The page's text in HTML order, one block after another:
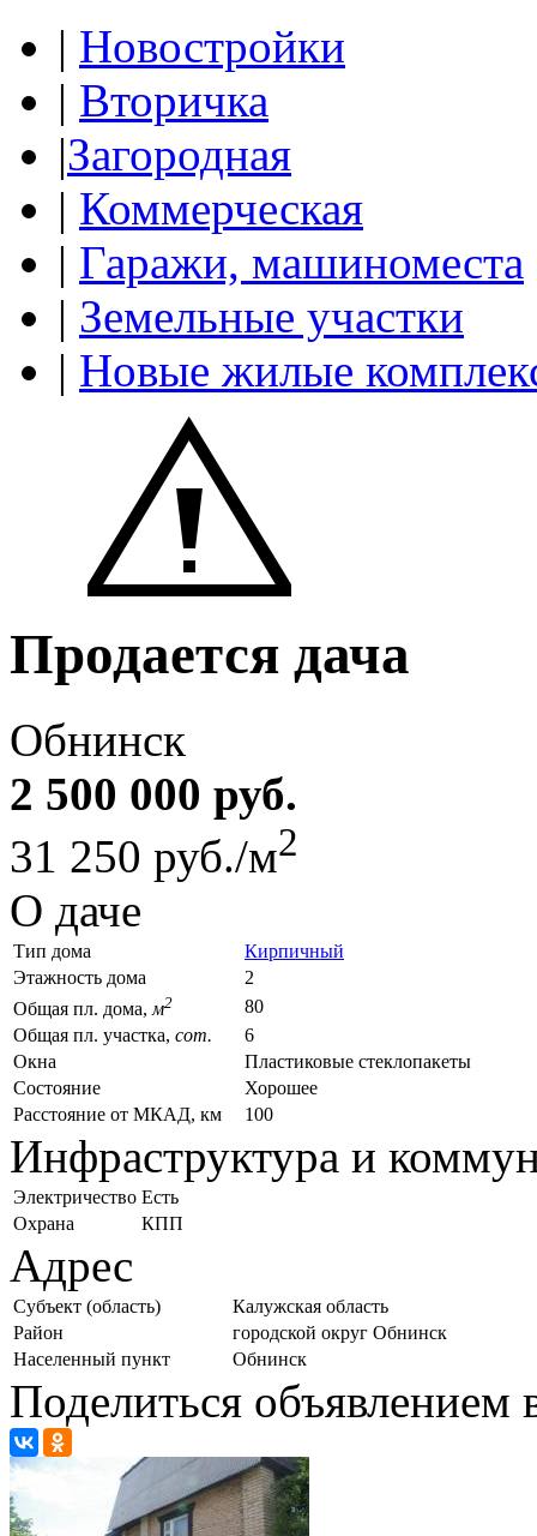
| Новостройки
| Вторичка
|Загородная
| Коммерческая
| Гаражи, машиноместа
| Земельные участки
| Новые жилые
Продается дача
Обнинск
2 500 000 руб.
31 250 руб./м2
О даче
Тип дома
Кирпичный
Этажность дома
2
Общая пл. дома, м2
80
Общая пл. участка, сот.
6
Окна
Пластиковые стеклопакеты
Состояние
Хорошее
Расстояние от МКАД, км
100
Инфраструктура и
Электричество Есть
Охрана
КПП
Адрес
Субъект (область)
Калужская область
Район
городской округ Обнинск
Населенный пункт
Обнинск
Поделиться объявлением